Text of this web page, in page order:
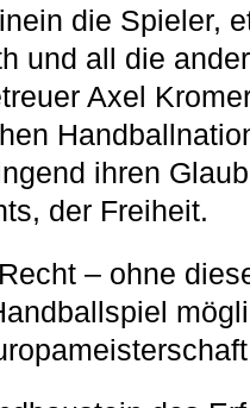
die Spieler,
und all die
Axel
ihren
der Freiheit.
– ohne